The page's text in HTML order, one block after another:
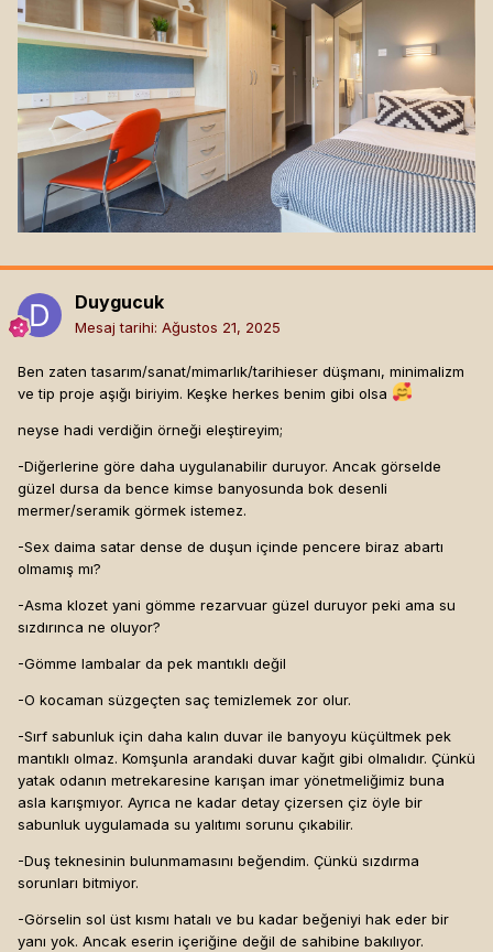
Duygucuk
Mesaj tarihi: Ağustos 21, 2025
Ben zaten tasarım/sanat/mimarlık/tarihieser düşmanı, minimalizm
ve tip proje aşığı biriyim. Keşke herkes benim gibi olsa
neyse hadi verdiğin örneği eleştireyim;
-Diğerlerine göre daha uygulanabilir duruyor. Ancak görselde
güzel dursa da bence kimse banyosunda bok desenli
mermer/seramik görmek istemez.
-Sex daima satar dense de duşun içinde pencere biraz abartı
olmamış mı?
-Asma klozet yani gömme rezarvuar güzel duruyor peki ama su
sızdırınca ne oluyor?
-Gömme lambalar da pek mantıklı değil
-O kocaman süzgeçten saç temizlemek zor olur.
-Sırf sabunluk için daha kalın duvar ile banyoyu küçültmek pek
mantıklı olmaz. Komşunla arandaki duvar kağıt gibi olmalıdır. Çünkü
yatak odanın metrekaresine karışan imar yönetmeliğimiz buna
asla karışmıyor. Ayrıca ne kadar detay çizersen çiz öyle bir
sabunluk uygulamada su yalıtımı sorunu çıkabilir.
-Duş teknesinin bulunmamasını beğendim. Çünkü sızdırma
sorunları bitmiyor.
-Görselin sol üst kısmı hatalı ve bu kadar beğeniyi hak eder bir
yanı yok. Ancak eserin içeriğine değil de sahibine bakılıyor.